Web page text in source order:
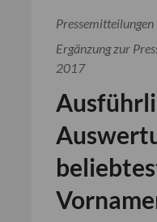
Pressemitteilungen
Ergänzung zur
2017